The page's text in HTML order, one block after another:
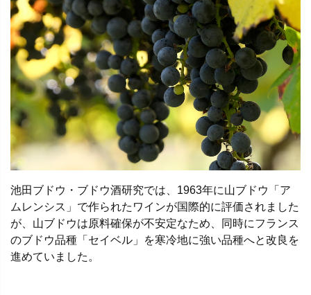
池田ブドウ・ブドウ酒研究では、1963年に山ブドウ「ア
ムレンシス」で作られたワインが国際的に評価されました
が、山ブドウは原料確保が不安定なため、同時にフランス
のブドウ品種「セイベル」を寒冷地に強い品種へと改良を
進めていました。